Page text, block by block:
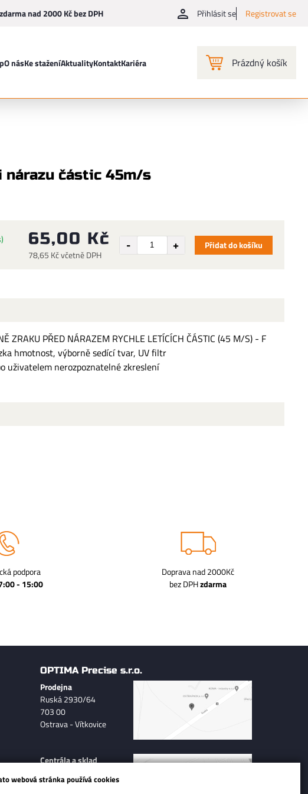
nad 2000 Kč bez DPH Přihlásit se Registrovat se
O násKe staženíAktualityKontaktKariéra Prázdný košík
nárazu částic 45m/s
65,00 Kč
78,65 Kč včetně DPH
Přidat do košíku
ZRAKU PŘED NÁRAZEM RYCHLE LETÍCÍCH ČÁSTIC (45 M/S) - F
hmotnost, výborně sedící tvar, UV filtr
uživatelem nerozpoznatelné zkreslení
podpora
- 15:00
Doprava nad 2000Kč
bez DPHzdarma
OPTIMA Precise s.r.o.
Prodejna
Ruská 2930/64
703 00
Ostrava - Vítkovice
Centrála a sklad
533 52
webová stránka používá cookies